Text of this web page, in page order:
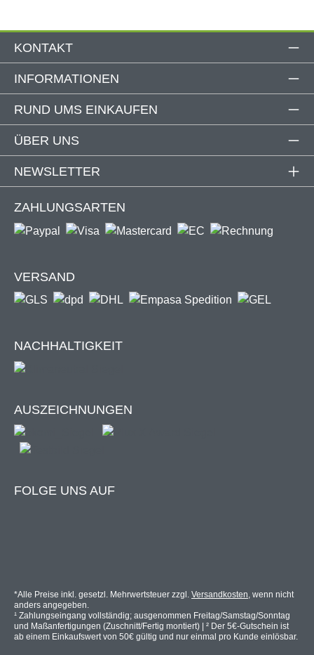
KONTAKT
INFORMATIONEN
RUND UMS EINKAUFEN
ÜBER UNS
NEWSLETTER
ZAHLUNGSARTEN
VERSAND
NACHHALTIGKEIT
AUSZEICHNUNGEN
FOLGE UNS AUF
*Alle Preise inkl. gesetzl. Mehrwertsteuer zzgl. Versandkosten, wenn nicht
anders angegeben.
¹ Zahlungseingang vollständig; ausgenommen Freitag/Samstag/Sonntag
und Maßanfertigungen (Zuschnitt/Fertig montiert) | ² Der 5€-Gutschein ist
ab einem Einkaufswert von 50€ gültig und nur einmal pro Kunde einlösbar.